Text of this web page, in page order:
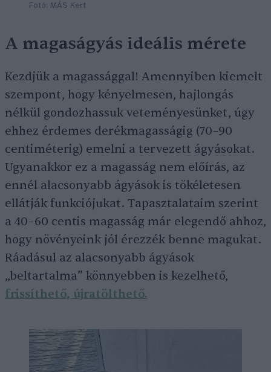
Fotó: MÁS Kert
A magaságyás ideális mérete
Kezdjük a magassággal! Amennyiben kiemelt
szempont, hogy kényelmesen, hajlongás
nélkül gondozhassuk veteményesünket, úgy
ehhez érdemes derékmagasságig (70–90
centiméterig) emelni a tervezett ágyásokat.
Ugyanakkor ez a magasság nem előírás, az
ennél alacsonyabb ágyások is tökéletesen
ellátják funkciójukat. Tapasztalataim szerint
a 40–60 centis magasság már elegendő ahhoz,
hogy növényeink jól érezzék benne magukat.
Ráadásul az alacsonyabb ágyások
„beltartalma” könnyebben is kezelhető,
frissíthető, újratölthető.